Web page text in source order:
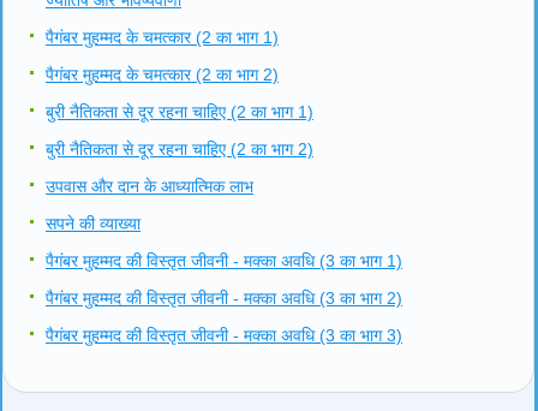
पैगंबर मुहम्मद के चमत्कार (2 का भाग 1)
पैगंबर मुहम्मद के चमत्कार (2 का भाग 2)
बुरी नैतिकता से दूर रहना चाहिए (2 का भाग 1)
बुरी नैतिकता से दूर रहना चाहिए (2 का भाग 2)
उपवास और दान के आध्यात्मिक लाभ
सपने की व्याख्या
पैगंबर मुहम्मद की विस्तृत जीवनी - मक्का अवधि (3 का भाग 1)
पैगंबर मुहम्मद की विस्तृत जीवनी - मक्का अवधि (3 का भाग 2)
पैगंबर मुहम्मद की विस्तृत जीवनी - मक्का अवधि (3 का भाग 3)